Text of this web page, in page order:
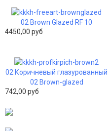
02 Brown Glazed RF 10
4450,00 руб
02 Коричневый глазурованный
02 Brown-glazed
742,00 руб